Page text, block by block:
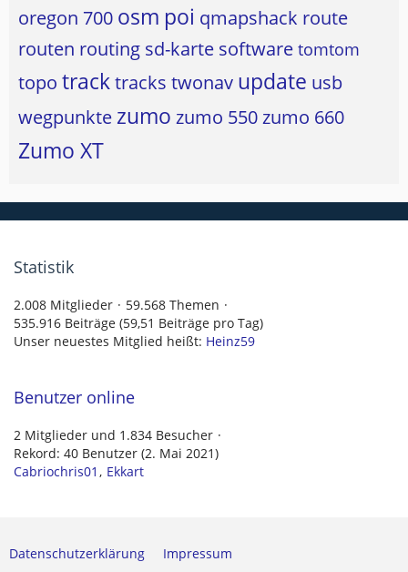
oregon 700 osm poi qmapshack route
routen routing sd-karte software tomtom
topo tracktracks twonav update usb
wegpunkte zumo zumo 550zumo 660
Zumo XT
Statistik
2.008 Mitglieder
59.568 Themen
535.916 Beiträge (59,51 Beiträge pro Tag)
Unser neuestes Mitglied heißt: Heinz59
Benutzer online
2 Mitglieder und 1.834 Besucher
Rekord: 40 Benutzer (2. Mai 2021)
Cabriochris01
Ekkart
Datenschutzerklärung Impressum